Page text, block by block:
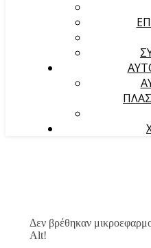
Δεν βρέθηκαν
Alt!